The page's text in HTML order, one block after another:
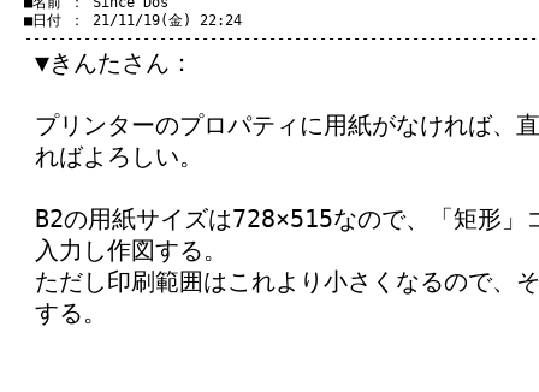
■日付 ： 21/11/19(金) 22:24
▼きんたさん：
プリンターのプロパティに用紙がなければ、
ればよろしい。
B2の用紙サイズは728×515なので、「矩
入力し作図する。
ただし印刷範囲はこれより小さくなるので、
する。